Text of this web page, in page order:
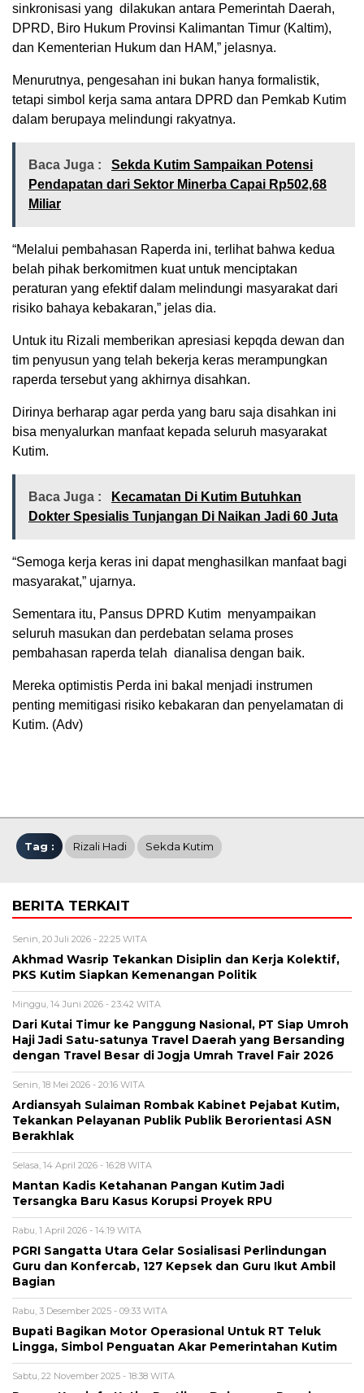
sinkronisasi yang dilakukan antara Pemerintah Daerah,
DPRD, Biro Hukum Provinsi Kalimantan Timur (Kaltim),
dan Kementerian Hukum dan HAM,” jelasnya.
Menurutnya, pengesahan ini bukan hanya formalistik,
tetapi simbol kerja sama antara DPRD dan Pemkab Kutim
dalam berupaya melindungi rakyatnya.
Baca Juga :
Sekda Kutim Sampaikan Potensi
Pendapatan dari Sektor Minerba Capai Rp502,68
Miliar
“Melalui pembahasan Raperda ini, terlihat bahwa kedua
belah pihak berkomitmen kuat untuk menciptakan
peraturan yang efektif dalam melindungi masyarakat dari
risiko bahaya kebakaran,” jelas dia.
Untuk itu Rizali memberikan apresiasi kepqda dewan dan
tim penyusun yang telah bekerja keras merampungkan
raperda tersebut yang akhirnya disahkan.
Dirinya berharap agar perda yang baru saja disahkan ini
bisa menyalurkan manfaat kepada seluruh masyarakat
Kutim.
Baca Juga :
Kecamatan Di Kutim Butuhkan
Dokter Spesialis Tunjangan Di Naikan Jadi 60 Juta
“Semoga kerja keras ini dapat menghasilkan manfaat bagi
masyarakat,” ujarnya.
Sementara itu, Pansus DPRD Kutim menyampaikan
seluruh masukan dan perdebatan selama proses
pembahasan raperda telah dianalisa dengan baik.
Mereka optimistis Perda ini bakal menjadi instrumen
penting memitigasi risiko kebakaran dan penyelamatan di
Kutim. (Adv)
Tag : Rizali Hadi Sekda Kutim
BERITA TERKAIT
Senin, 20 Juli 2026 - 22:25 WITA
Akhmad Wasrip Tekankan Disiplin dan Kerja Kolektif,
PKS Kutim Siapkan Kemenangan Politik
Minggu, 14 Juni 2026 - 23:42 WITA
Dari Kutai Timur ke Panggung Nasional, PT Siap Umroh
Haji Jadi Satu-satunya Travel Daerah yang Bersanding
dengan Travel Besar di Jogja Umrah Travel Fair 2026
Senin, 18 Mei 2026 - 20:16 WITA
Ardiansyah Sulaiman Rombak Kabinet Pejabat Kutim,
Tekankan Pelayanan Publik Publik Berorientasi ASN
Berakhlak
Selasa, 14 April 2026 - 16:28 WITA
Mantan Kadis Ketahanan Pangan Kutim Jadi
Tersangka Baru Kasus Korupsi Proyek RPU
Rabu, 1 April 2026 - 14:19 WITA
PGRI Sangatta Utara Gelar Sosialisasi Perlindungan
Guru dan Konfercab, 127 Kepsek dan Guru Ikut Ambil
Bagian
Rabu, 3 Desember 2025 - 09:33 WITA
Bupati Bagikan Motor Operasional Untuk RT Teluk
Lingga, Simbol Penguatan Akar Pemerintahan Kutim
Sabtu, 22 November 2025 - 18:38 WITA